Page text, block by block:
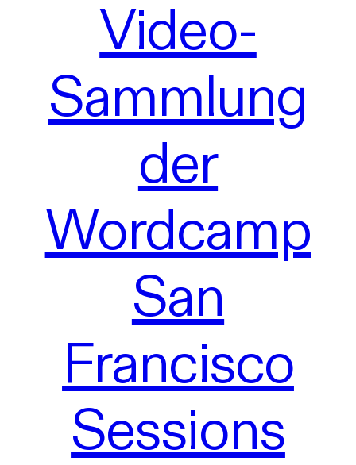
Video-
Sammlung
der
Wordcamp
San
Francisco
Sessions